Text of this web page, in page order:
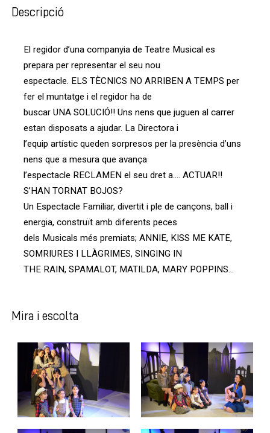
Descripció
El regidor d’una companyia de Teatre Musical es
prepara per representar el seu nou
espectacle. ELS TÈCNICS NO ARRIBEN A TEMPS per
fer el muntatge i el regidor ha de
buscar UNA SOLUCIÓ!! Uns nens que juguen al carrer
estan disposats a ajudar. La Directora i
l’equip artístic queden sorpresos per la presència d’uns
nens que a mesura que avança
l’espectacle RECLAMEN el seu dret a…. ACTUAR!!
S’HAN TORNAT BOJOS?
Un Espectacle Familiar, divertit i ple de cançons, ball i
energia, construït amb diferents peces
dels Musicals més premiats; ANNIE, KISS ME KATE,
SOMRIURES I LLÀGRIMES, SINGING IN
THE RAIN, SPAMALOT, MATILDA, MARY POPPINS…
Mira i escolta